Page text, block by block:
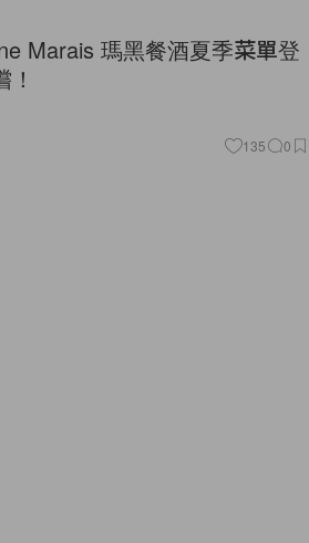
Marais 瑪黑餐酒夏季菜單登
135 0